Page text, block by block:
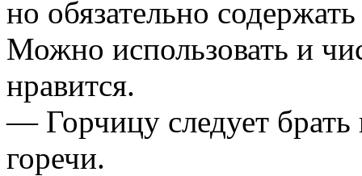
но обязательно
Можно использовать и
нравится.
— Горчицу следует брать
горечи.